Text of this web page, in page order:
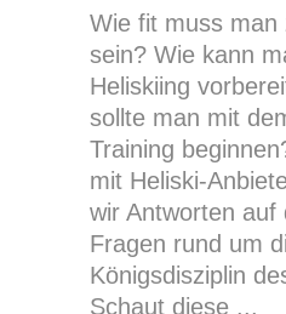
Wie fit muss man
sein? Wie kann
Heliskiing
sollte man mit
Training
mit Heliski-
wir Antworten auf
Fragen rund um
Königsdisziplin
Schaut diese